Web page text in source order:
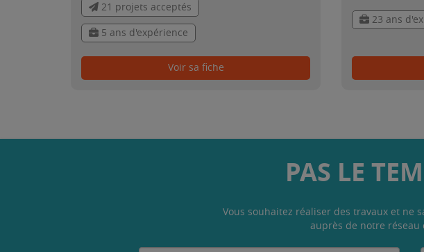
21 projets acceptés
5 ans d'expérience
Voir sa fiche
23 ans
PAS LE
Vous souhaitez réaliser des travaux et ne
auprès de notre réseau